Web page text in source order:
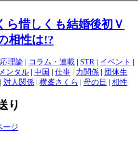
ら惜しくも結婚後初Ｖ
相性は!?
理論 | コラム・連載 | STR | イベント |
メンタル | 中国 | 仕事 | 力関係 | 団体生
| 対人関係 | 横峯さくら | 母の日 | 相性
り
ージ